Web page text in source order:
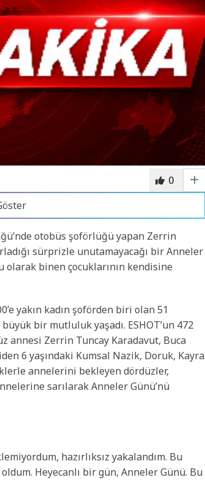
0
otobüs şoförlüğü yapan Zerrin
sürprizle unutamayacağı bir Anneler
olarak binen çocuklarının kendisine
yakın kadın şoförden biri olan 51
bir mutluluk yaşadı. ESHOT’un 472
annesi Zerrin Tuncay Karadavut, Buca
6 yaşındaki Kumsal Nazik, Doruk, Kayra
annelerini bekleyen dördüzler,
sarılarak Anneler Günü’nü
hazırlıksız yakalandım. Bu
Heyecanlı bir gün, Anneler Günü. Bu